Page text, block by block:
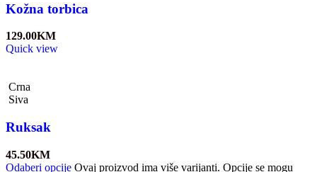
Kožna torbica
129.00KM
Quick view
Crna
Siva
Ruksak
45.50KM
Odaberi opcije Ovaj proizvod ima više varijanti. Opcije se mogu